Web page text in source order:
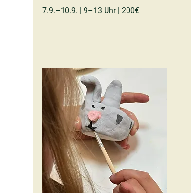
7.9.–10.9. | 9–13 Uhr | 200€